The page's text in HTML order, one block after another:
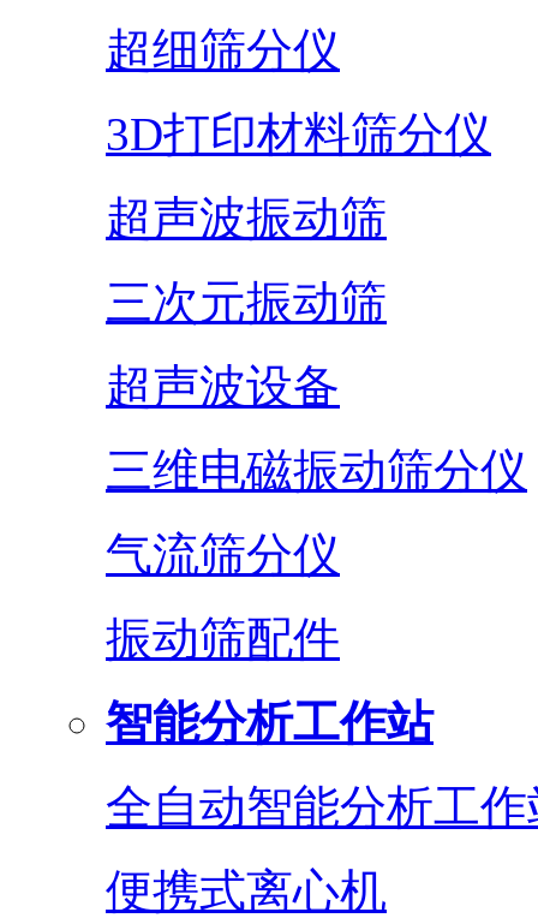
超细筛分仪
3D打印材料筛分仪
超声波振动筛
三次元振动筛
超声波设备
三维电磁振动筛分仪
气流筛分仪
振动筛配件
智能分析工作站
全自动智能分析工作
便携式离心机